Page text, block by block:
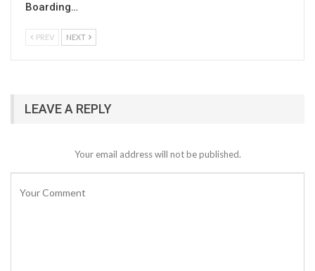
Boarding…
PREV NEXT
LEAVE A REPLY
Your email address will not be published.